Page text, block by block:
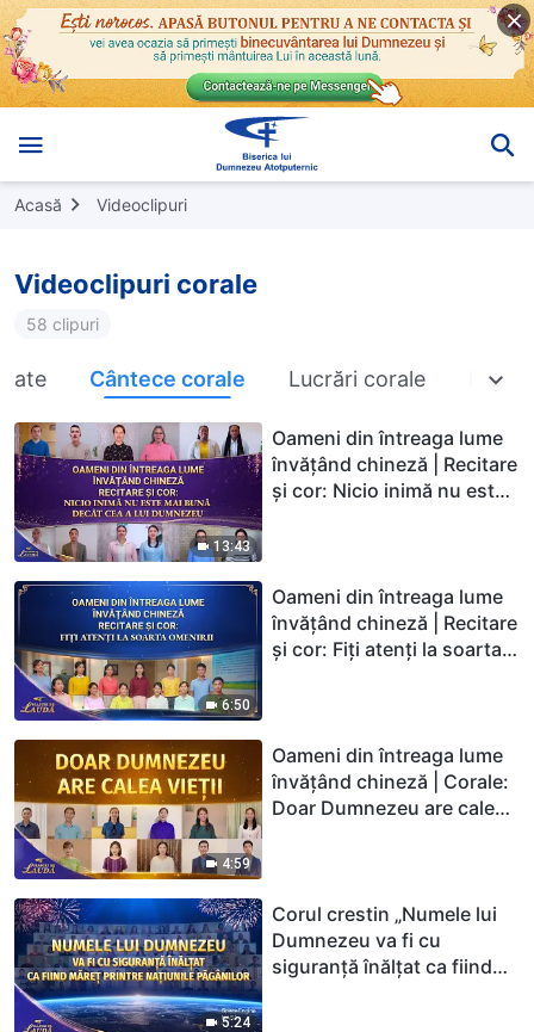
Acasă Videoclipuri
Videoclipuri corale
58 clipuri
Cântece corale Lucrări corale
13:43
Oameni din întreaga lume
învățând chineză | Recitare
și cor: Nicio inimă nu este
6:50
Oameni din întreaga lume
învățând chineză | Recitare
și cor: Fiți atenți la soarta
4:59
Oameni din întreaga lume
învățând chineză | Corale:
Doar Dumnezeu are calea
5:24
Corul crestin „Numele lui
Dumnezeu va fi cu
siguranță înălțat ca fiind